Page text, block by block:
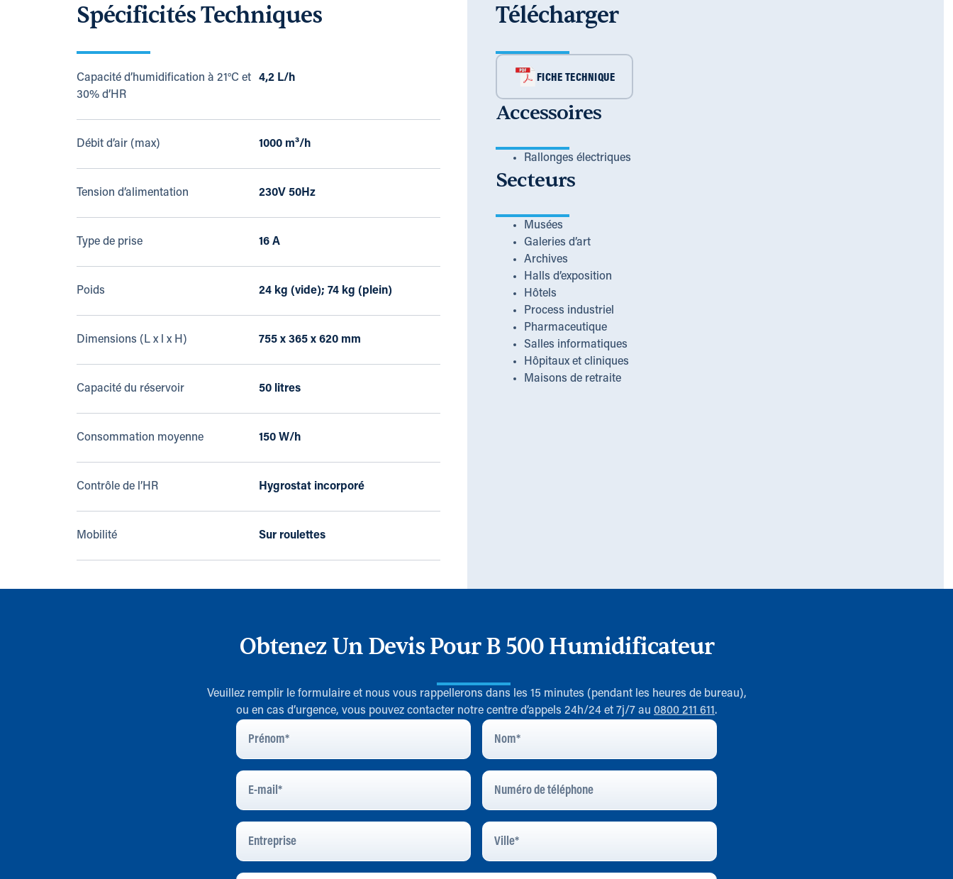
Spécificités Techniques
Capacité d’humidification à 21°C et
30% d’HR
4,2 L/h
Débit d’air (max) 1000 m³/h
Tension d’alimentation 230V 50Hz
Type de prise 16 A
Poids 24 kg (vide); 74 kg (plein)
Dimensions (L x l x H) 755 x 365 x 620 mm
Capacité du réservoir 50 litres
Consommation moyenne 150 W/h
Contrôle de l’HR Hygrostat incorporé
Mobilité Sur roulettes
Télécharger
FICHE TECHNIQUE
Accessoires
Rallonges électriques
Secteurs
Musées
Galeries d’art
Archives
Halls d’exposition
Hôtels
Process industriel
Pharmaceutique
Salles informatiques
Hôpitaux et cliniques
Maisons de retraite
Obtenez Un Devis Pour B 500 Humidificateur
Veuillez remplir le formulaire et nous vous rappellerons dans les 15 minutes (pendant les heures de bureau),
ou en cas d’urgence, vous pouvez contacter notre centre d’appels 24h/24 et 7j/7 au 0800 211 611.
Prénom Nom
E-
Mail*
Numéro
Téléphone
Entreprise
Ville